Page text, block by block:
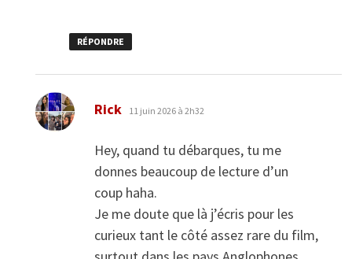
RÉPONDRE
Rick dit :
11 juin 2026 à 2h32
Hey, quand tu débarques, tu me
donnes beaucoup de lecture d’un
coup haha.
Je me doute que là j’écris pour les
curieux tant le côté assez rare du film,